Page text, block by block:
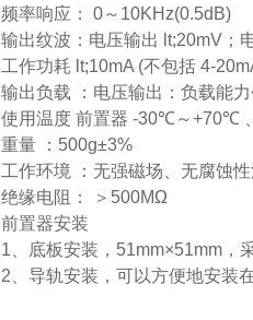
频率响应：
0～ 10KHz(0.5dB)
输出纹波：电压输出 lt;20mV ；
工作功耗 lt;10mA (不包括 4-
输出负载
：电压输出：负载能力
使用温度 前置器 -30℃～+70℃
重量
： 500g±3%
工作环境
：无强磁场、无腐蚀
绝缘电阻：
＞ 500MΩ
前置器安装
1 、底板安装， 51mm×51mm ，
2 、导轨安装，可以方便地安装